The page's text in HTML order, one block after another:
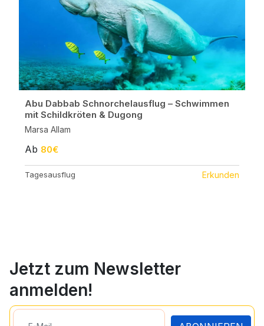
Abu Dabbab Schnorchelausflug – Schwimmen
mit Schildkröten & Dugong
Marsa Allam
Ab 80€
Tagesausflug Erkunden
Jetzt zum Newsletter
anmelden!